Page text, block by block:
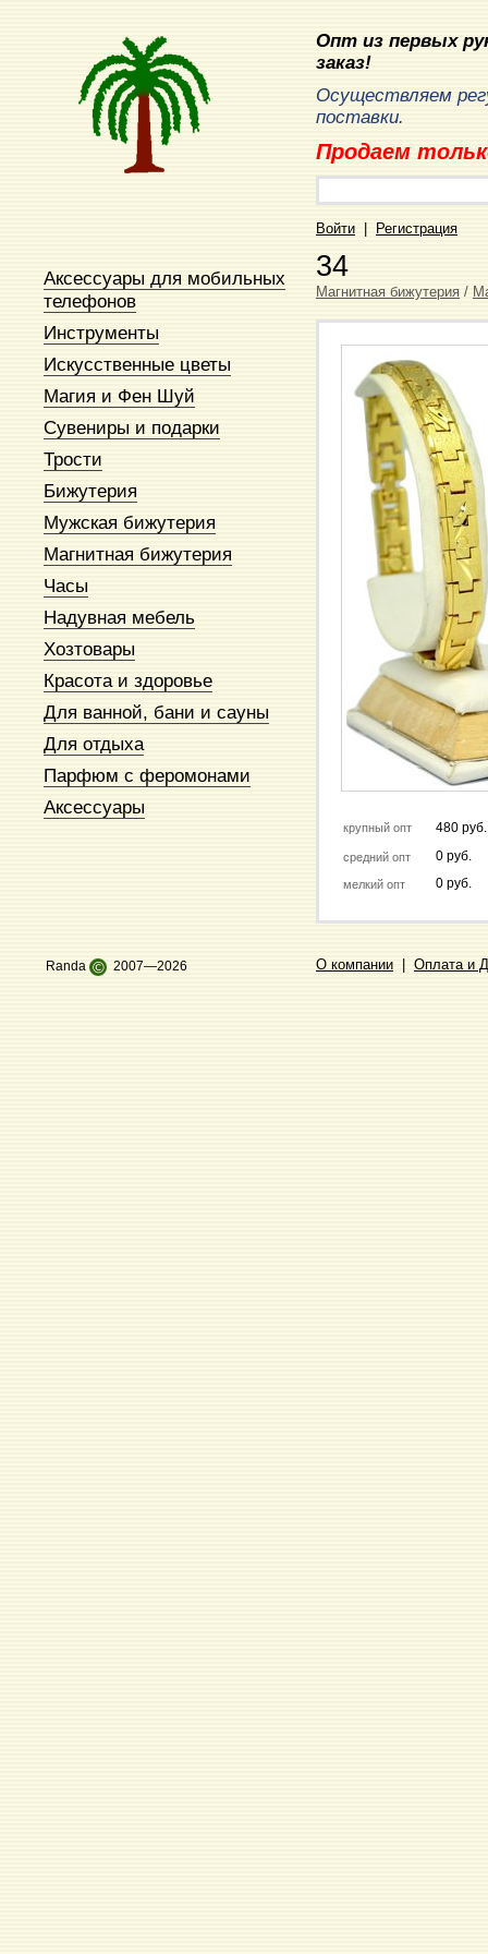
Аксессуары для мобильных
телефонов
Инструменты
Искусственные цветы
Магия и Фен Шуй
Сувениры и подарки
Трости
Бижутерия
Мужская бижутерия
Магнитная бижутерия
Часы
Надувная мебель
Хозтовары
Красота и здоровье
Для ванной, бани и сауны
Для отдыха
Парфюм с феромонами
Аксессуары
Опт из первых
заказ!
Осуществляем
поставки.
Продаем
Войти Регистрация
34
Магнитная бижутерия /
крупный опт 480 руб.
средний опт 0 руб.
мелкий опт 0 руб.
Randa © 2007—2026 О компании Оплата и